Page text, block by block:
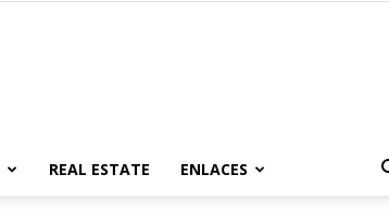
REAL ESTATE ENLACES